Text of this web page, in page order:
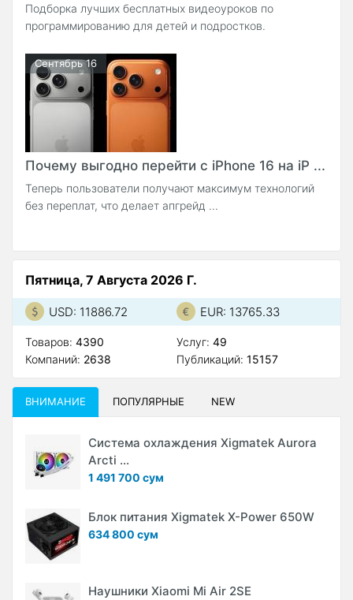
Подборка лучших бесплатных видеоуроков по
программированию для детей и подростков.
Сентябрь 16
Почему выгодно перейти с iPhone 16 на iP ...
Теперь пользователи получают максимум технологий
без переплат, что делает апгрейд ...
Пятница, 7 Августа 2026 Г.
USD: 11886.72 EUR: 13765.33
Товаров: 4390
Компаний: 2638
Услуг: 49
Публикаций: 15157
ВНИМАНИЕ ПОПУЛЯРНЫЕ NEW
Система охлаждения Xigmatek Aurora
Arcti ...
1 491 700 сум
Блок питания Xigmatek X-Power 650W
634 800 сум
Наушники Xiaomi Mi Air 2SE